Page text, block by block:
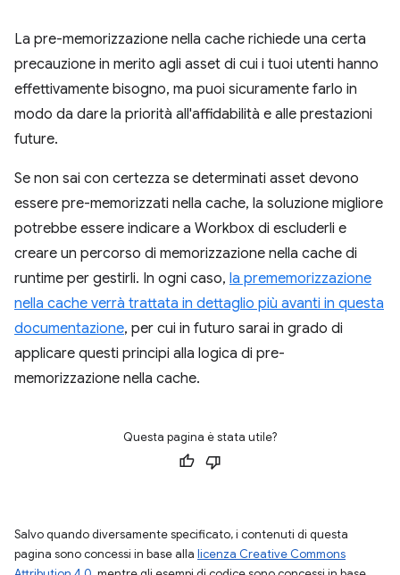
La pre-memorizzazione nella cache richiede una certa
precauzione in merito agli asset di cui i tuoi utenti hanno
effettivamente bisogno, ma puoi sicuramente farlo in
modo da dare la priorità all'affidabilità e alle prestazioni
future.
Se non sai con certezza se determinati asset devono
essere pre-memorizzati nella cache, la soluzione migliore
potrebbe essere indicare a Workbox di escluderli e
creare un percorso di memorizzazione nella cache di
runtime per gestirli. In ogni caso, la prememorizzazione
nella cache verrà trattata in dettaglio più avanti in questa
documentazione, per cui in futuro sarai in grado di
applicare questi principi alla logica di pre-
memorizzazione nella cache.
Questa pagina è stata utile?
Salvo quando diversamente specificato, i contenuti di questa
pagina sono concessi in base alla licenza Creative Commons